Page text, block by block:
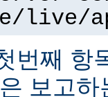
live/
번째 항
보고